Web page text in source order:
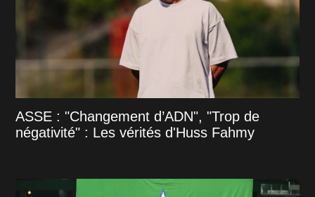
ASSE : "Changement d’ADN", "Trop de
négativité" : Les vérités d'Huss Fahmy